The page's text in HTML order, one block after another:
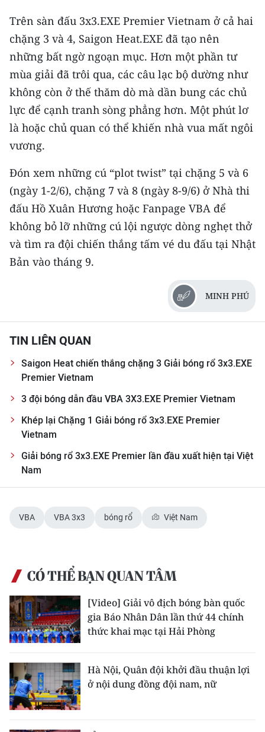
Trên sàn đấu 3x3.EXE Premier Vietnam ở cả hai
chặng 3 và 4, Saigon Heat.EXE đã tạo nên
những bất ngờ ngoạn mục. Hơn một phần tư
mùa giải đã trôi qua, các câu lạc bộ dường như
không còn ở thế thăm dò mà dần bung các chủ
lực để cạnh tranh sòng phẳng hơn. Một phút lơ
là hoặc chủ quan có thể khiến nhà vua mất ngôi
vương.
Đón xem những cú “plot twist” tại chặng 5 và 6
(ngày 1-2/6), chặng 7 và 8 (ngày 8-9/6) ở Nhà thi
đấu Hồ Xuân Hương hoặc Fanpage VBA để
không bỏ lỡ những cú lội ngược dòng nghẹt thở
và tìm ra đội chiến thắng tấm vé du đấu tại Nhật
Bản vào tháng 9.
MINH PHÚ
TIN LIÊN QUAN
Saigon Heat chiến thắng chặng 3 Giải bóng rổ 3x3.EXE
Premier Vietnam
3 đội bóng dẫn đầu VBA 3X3.EXE Premier Vietnam
Khép lại Chặng 1 Giải bóng rổ 3x3.EXE Premier
Vietnam
Giải bóng rổ 3x3.EXE Premier lần đầu xuất hiện tại Việt
Nam
VBA VBA 3x3 bóng rổ Việt Nam
CÓ THỂ BẠN QUAN TÂM
[Video] Giải vô địch bóng bàn quốc
gia Báo Nhân Dân lần thứ 44 chính
thức khai mạc tại Hải Phòng
Hà Nội, Quân đội khởi đầu thuận lợi
ở nội dung đồng đội nam, nữ